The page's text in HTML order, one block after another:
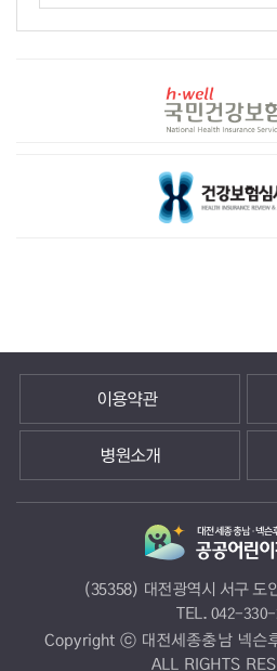
이용약관
병원소개
(35358) 대전광역시 서구 도
TEL. 042-
Copyright ⓒ 대전세종충남 넥슨
ALL RIGHTS